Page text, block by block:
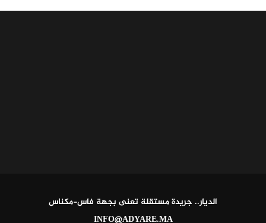
الديار.. جريدة مستقلة تعنى بجهة فاس-مكناس
INFO@ADYARE.MA